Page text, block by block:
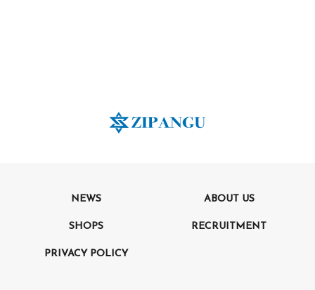
NEWS ABOUT US
SHOPS RECRUITMENT
PRIVACY POLICY